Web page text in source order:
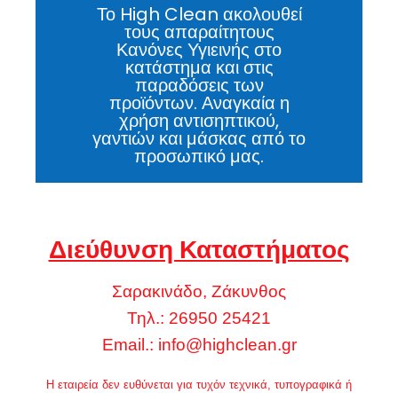
Το High Clean ακολουθεί
τους απαραίτητους
Κανόνες Υγιεινής στο
κατάστημα και στις
παραδόσεις των
προϊόντων. Αναγκαία η
χρήση αντισηπτικού,
γαντιών και μάσκας από το
προσωπικό μας.
Διεύθυνση Καταστήματος
Σαρακινάδο, Ζάκυνθος
Τηλ.: 26950 25421
Email.: info@highclean.gr
Η εταιρεία δεν ευθύνεται για τυχόν τεχνικά, τυπογραφικά ή